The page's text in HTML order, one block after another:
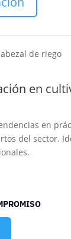
en
en
del sector.